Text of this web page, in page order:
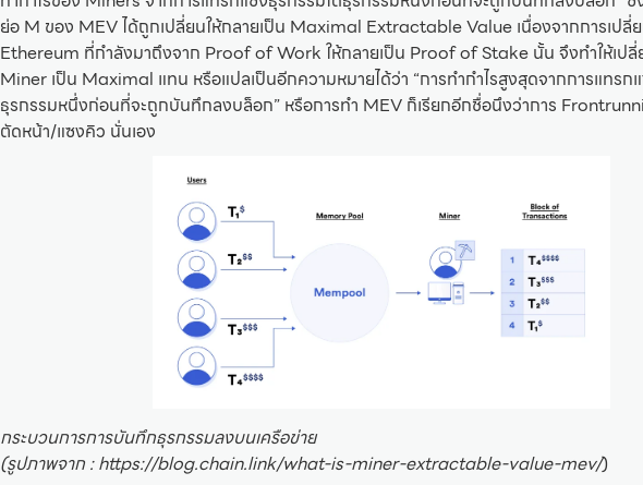
ย่อ M ของ MEV ได้ถูกเปลี่ยนให้กลายเป็น Maximal Extractable Value เนื่องจากการเปลี่
Ethereum ที่กำลังมาถึงจาก Proof of Work ให้กลายเป็น Proof of Stake นั้น จึงทำให้เปลี่
Miner เป็น Maximal แทน หรือแปลเป็นอีกความหมายได้ว่า “การทำกำไรสูงสุดจากการแทรก
ธุรกรรมหนึ่งก่อนที่จะถูกบันทึกลงบล็อก” หรือการทำ MEV ก็เรียกอีกชื่อนึงว่าการ
ตัดหน้า/แซงคิว นั่นเอง
กระบวนการการบันทึกธุรกรรมลงบนเครือข่าย
(รูปภาพจาก : https://blog.chain.link/what-is-miner-extractable-value-mev/)